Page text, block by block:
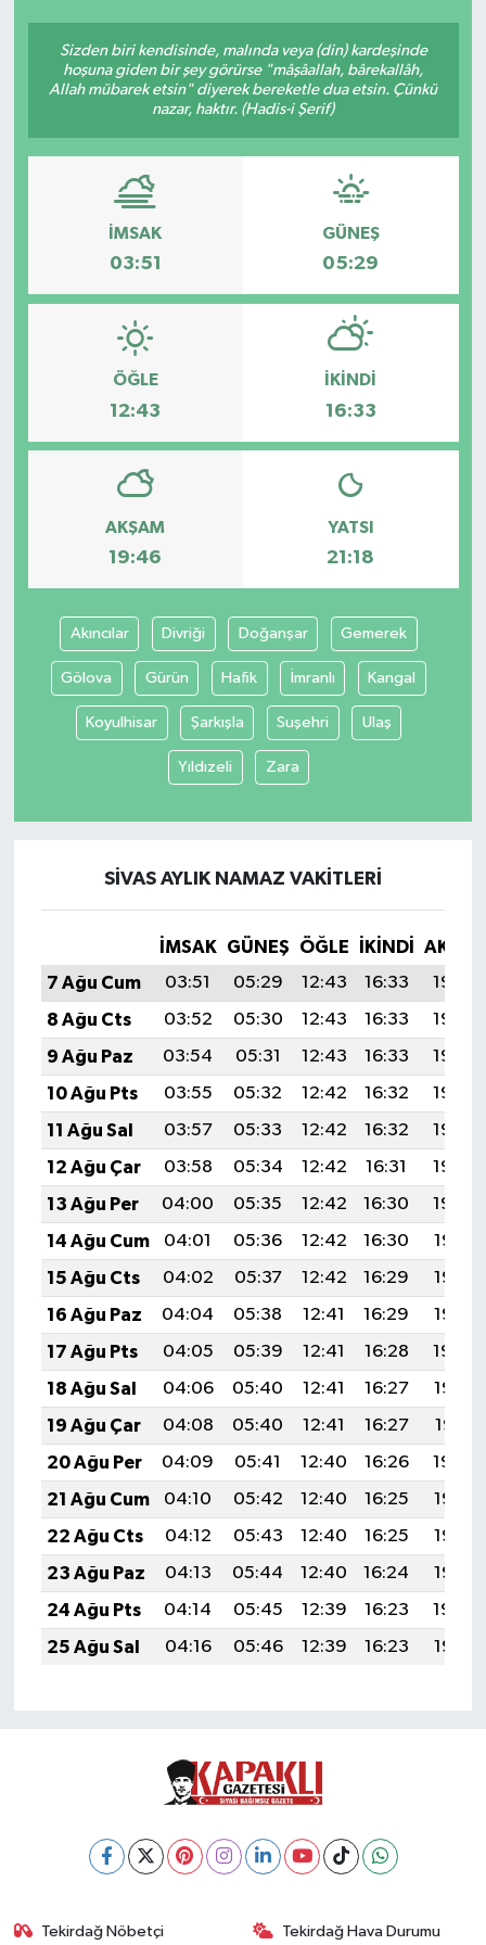
Sizden biri kendisinde, malında veya (din) kardeşinde
hoşuna giden bir şey görürse "mâşâallah, bârekallâh,
Allah mübarek etsin" diyerek bereketle dua etsin. Çünkü
nazar, haktır. (Hadis-i Şerif)
İMSAK
03:51
GÜNEŞ
05:29
ÖĞLE
12:43
İKINDI
16:33
AKŞAM
19:46
YATSI
21:18
Akıncılar Divriği Doğanşar Gemerek
Gölova Gürün Hafik İmranlı Kangal
Koyulhisar Şarkışla Suşehri Ulaş
Yıldızeli Zara
SIVAS AYLIK NAMAZ VAKITLERI
İMSAK GÜNEŞ ÖĞLE İKINDI
7 Ağu Cum
03:51 05:29 12:43 16:33
19:46
8 Ağu Cts
03:52 05:30 12:43 16:33
19:45
9 Ağu Paz
03:54 05:31 12:43 16:33
19:44
10 Ağu Pts
03:55 05:32 12:42 16:32
19:43
11 Ağu Sal
03:57 05:33 12:42 16:32
19:42
12 Ağu Çar
03:58 05:34 12:42 16:31
19:40
13 Ağu Per
04:00 05:35 12:42 16:30
19:39
14 Ağu Cum
04:01 05:36 12:42 16:30
19:38
15 Ağu Cts
04:02 05:37 12:42 16:29
19:36
16 Ağu Paz
04:04 05:38 12:41 16:29
19:35
17 Ağu Pts
04:05 05:39 12:41 16:28
19:34
18 Ağu Sal
04:06 05:40 12:41 16:27
19:32
19 Ağu Çar
04:08 05:40 12:41 16:27
19:31
20 Ağu Per
04:09 05:41 12:40 16:26
19:30
21 Ağu Cum
04:10 05:42 12:40 16:25
19:28
22 Ağu Cts
04:12 05:43 12:40 16:25
19:27
23 Ağu Paz
04:13 05:44 12:40 16:24
19:25
24 Ağu Pts
04:14 05:45 12:39 16:23
19:24
25 Ağu Sal
04:16 05:46 12:39 16:23 19:22
Tekirdağ Nöbetçi Tekirdağ Hava Durumu
Sağlık
Yaşam